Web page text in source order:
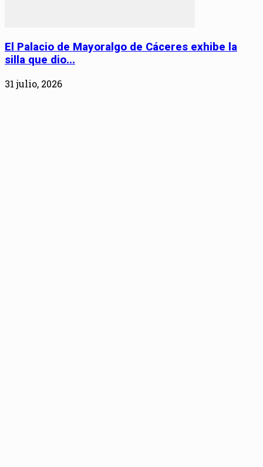
El Palacio de Mayoralgo de Cáceres exhibe la
silla que dio...
31 julio, 2026